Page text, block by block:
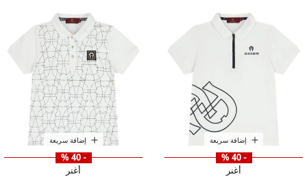
إضافة سريعة
- 40 %
أغنر
إضافة سريعة
- 40 %
أغنر